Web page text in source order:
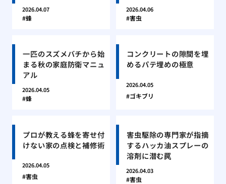
2026.04.07
蜂
2026.04.06
害虫
一匹のスズメバチから始
まる秋の家庭防衛マニュ
アル
2026.04.05
蜂
コンクリートの隙間を埋
めるパテ埋めの極意
2026.04.05
ゴキブリ
プロが教える蜂を寄せ付
けない家の点検と補修術
2026.04.05
害虫
害虫駆除の専門家が指摘
するハッカ油スプレーの
溶剤に潜む罠
2026.04.03
害虫